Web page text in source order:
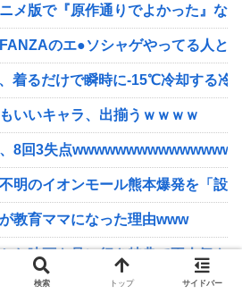
メ版で『原作通りでよかった』な
FANZAのエ●ソシャゲやってる人と
着るだけで瞬時に-15℃冷却する冷
いいキャラ、出揃うｗｗｗｗ
、8回3失点
明のイオンモール熊本爆発を「設
教育ママになった理由www
わ映画を見に行き特典で不人気キ
再評価されるｗｗｗｗｗｗｗｗｗ
検索 トップ サイドバー